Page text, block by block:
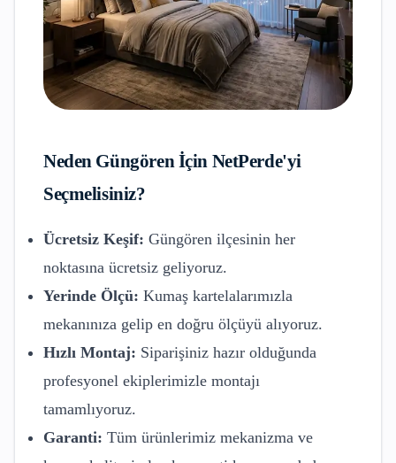
Neden Güngörenİçin NetPerde'yi
Seçmelisiniz?
Ücretsiz Keşif: Güngören ilçesinin her
noktasına ücretsiz geliyoruz.
Yerinde Ölçü: Kumaş kartelalarımızla
mekanınıza gelip en doğru ölçüyü alıyoruz.
Hızlı Montaj: Siparişiniz hazır olduğunda
profesyonel ekiplerimizle montajı
tamamlıyoruz.
Garanti: Tüm ürünlerimiz mekanizma ve